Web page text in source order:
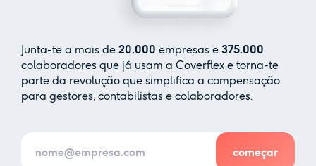
Junta-te a mais de 20.000 empresas e 375.000
colaboradores que já usam a Coverflex e torna-te
parte da revolução que simplifica a compensação
para gestores, contabilistas e colaboradores.